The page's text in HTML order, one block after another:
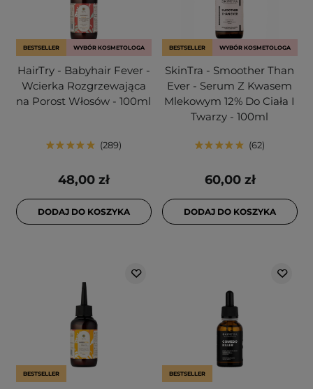
BESTSELLER WYBÓR KOSMETOLOGA
HairTry - Babyhair Fever -
Wcierka Rozgrzewająca
na Porost Włosów - 100ml
289
48,00 zł
DODAJ DO KOSZYKA
BESTSELLER WYBÓR KOSMETOLOGA
SkinTra - Smoother Than
Ever - Serum Z Kwasem
Mlekowym 12% Do Ciała I
Twarzy - 100ml
62
60,00 zł
DODAJ DO KOSZYKA
BESTSELLER BESTSELLER